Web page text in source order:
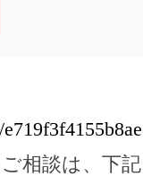
相談は、下記